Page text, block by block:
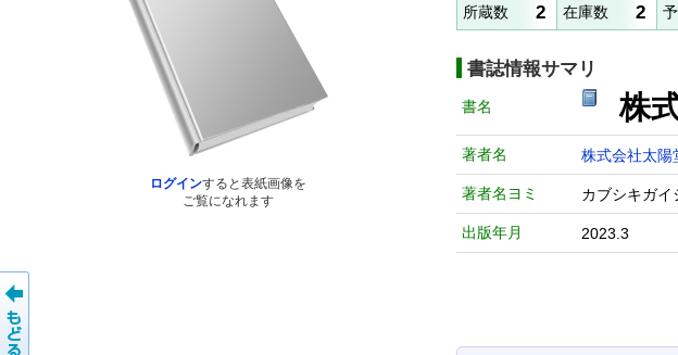
ログインすると表紙画像を
ご覧になれます
所蔵数 2 在庫数 2
書誌情報サマリ
書名 株
著者名 株式会社太陽
著者名ヨミ カブシキガ
出版年月 2023.3